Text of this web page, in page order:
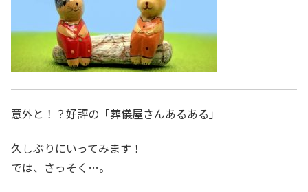
意外と！？好評の「葬儀屋さんあるある」
久しぶりにいってみます！
では、さっそく…。